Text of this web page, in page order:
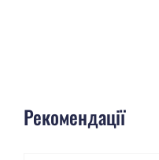
Рекомендації